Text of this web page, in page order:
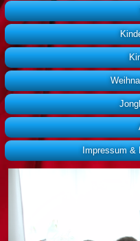
Impressum &